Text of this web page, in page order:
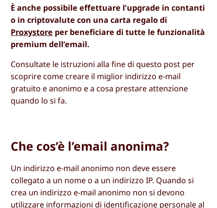
È anche possibile effettuare l’upgrade in contanti
o in criptovalute con una carta regalo di
Proxystore per beneficiare di tutte le funzionalità
premium dell’email.
Consultate le istruzioni alla fine di questo post per
scoprire come creare il miglior indirizzo e-mail
gratuito e anonimo e a cosa prestare attenzione
quando lo si fa.
Che cos’è l’email anonima?
Un indirizzo e-mail anonimo non deve essere
collegato a un nome o a un indirizzo IP. Quando si
crea un indirizzo e-mail anonimo non si devono
utilizzare informazioni di identificazione personale al